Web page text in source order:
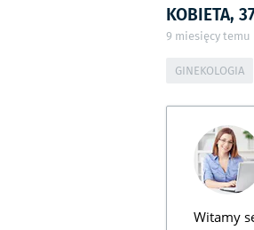
KOBIETA,
9 miesięcy temu
GINEKOLOGIA
Witamy